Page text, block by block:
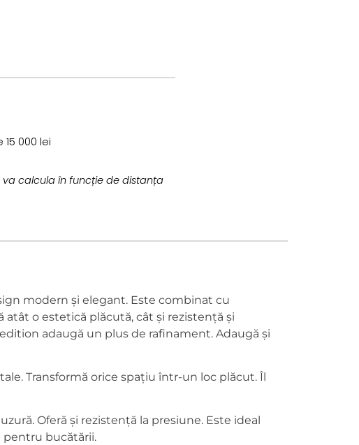
000 lei
va calcula în funcție de distanța
modern și elegant. Este combinat cu
o estetică plăcută, cât și rezistență și
adaugă un plus de rafinament. Adaugă și
Transformă orice spațiu într-un loc plăcut. Îl
Oferă și rezistență la presiune. Este ideal
pentru bucătării.